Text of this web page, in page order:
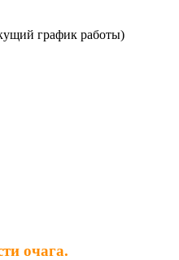
график работы)
очага.